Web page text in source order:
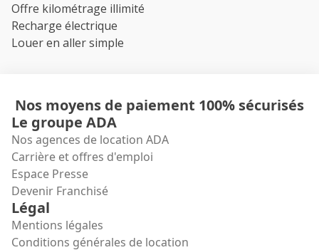
Offre kilométrage illimité
Recharge électrique
Louer en aller simple
Nos moyens de paiement 100% sécurisés
Le groupe ADA
Nos agences de location ADA
Carrière et offres d'emploi
Espace Presse
Devenir Franchisé
Légal
Mentions légales
Conditions générales de location